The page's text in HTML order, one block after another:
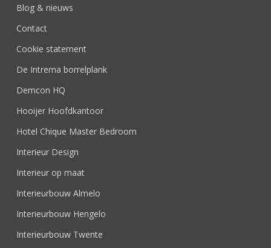
Blog & nieuws
Contact
Cookie statement
De Intrema borrelplank
Demcon HQ
Hooijer Hoofdkantoor
Hotel Chique Master Bedroom
Interieur Design
Interieur op maat
Interieurbouw Almelo
Interieurbouw Hengelo
Interieurbouw Twente